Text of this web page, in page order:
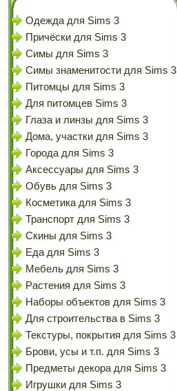
Одежда для Sims 3
Причёски для Sims 3
Симы для Sims 3
Симы знаменитости для Sims 3
Питомцы для Sims 3
Для питомцев Sims 3
Глаза и линзы для Sims 3
Дома, участки для Sims 3
Города для Sims 3
Аксессуары для Sims 3
Обувь для Sims 3
Косметика для Sims 3
Транспорт для Sims 3
Скины для Sims 3
Еда для Sims 3
Мебель для Sims 3
Растения для Sims 3
Наборы объектов для Sims 3
Для строительства в Sims 3
Текстуры, покрытия для Sims 3
Брови, усы и т.п. для Sims 3
Предметы декора для Sims 3
Игрушки для Sims 3